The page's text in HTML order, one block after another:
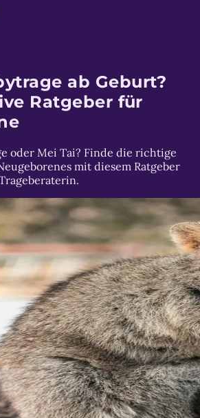
ab Geburt?
Ratgeber für
oder Mei Tai? Finde die richtige
mit diesem Ratgeber